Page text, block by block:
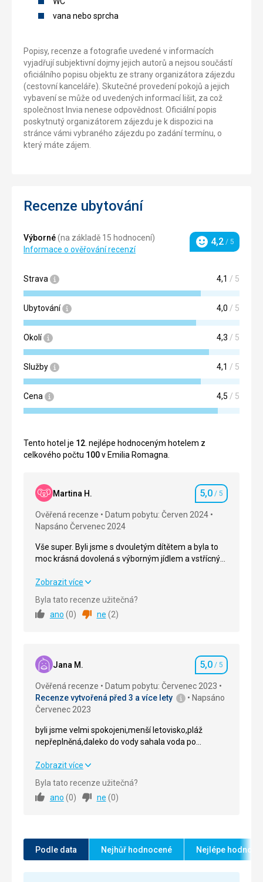
vana nebo sprcha
Popisy, recenze a fotografie uvedené v informacích
vyjadřují subjektivní dojmy jejich autorů a nejsou součástí
oficiálního popisu objektu ze strany organizátora zájezdu
(cestovní kanceláře). Skutečné provedení pokojů a jejich
vybavení se může od uvedených informací lišit, za což
společnost Invia nenese odpovědnost. Oficiální popis
poskytnutý organizátorem zájezdu je k dispozici na
stránce vámi vybraného zájezdu po zadání termínu, o
který máte zájem.
Recenze ubytování
Výborné(na základě 15 hodnocení)
Informace o ověřování recenzí
Hodnocení
4,2 / 5
Strava 4,1 / 5
Ubytování 4,0 / 5
Okolí 4,3 / 5
Služby 4,1 / 5
Cena 4,5 / 5
Tento hotel je 12 . nejlépe hodnoceným hotelem z
celkového počtu 100v Emilia Romagna.
Martina H. Hodnocení
5,0 / 5
Ověřená recenze
Datum pobytu: Červen 2024
Napsáno Červenec 2024
Vše super. Byli jsme s dvouletým dítětem a byla to
moc krásná dovolená s výborným jídlem a vstřícným
Vše super. Byli jsme s dvouletým dítětem a byla to
personálem.
Okolí 5,0/ 5
Služby 5,0/ 5
Zobrazit více
Byla tato recenze užitečná?
ano (0) ne (2)
Jana M. Hodnocení
5,0 / 5
Ověřená recenze
Datum pobytu: Červenec 2023
Recenze vytvořená před 3 a více lety
Napsáno
Červenec 2023
byli jsme velmi spokojeni,menší letovisko,pláž
nepřeplněná,daleko do vody sahala voda po
byli jsme velmi spokojeni,menší letovisko,pláž
kolena,vhodné pro malé děti.Žádné velké vlny.
Okolí 5,0/ 5
Zobrazit více
Byla tato recenze užitečná?
ano (0) ne (0)
Podle data Nejhůř hodnocené Nejlépe